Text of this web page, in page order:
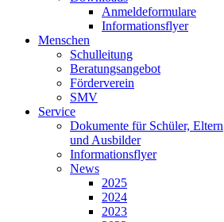
Anmeldeformulare
Informationsflyer
Menschen
Schulleitung
Beratungsangebot
Förderverein
SMV
Service
Dokumente für Schüler, Eltern
und Ausbilder
Informationsflyer
News
2025
2024
2023